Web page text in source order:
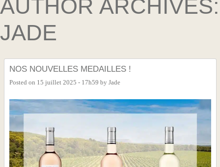
AUTHOR ARCHIVES:
JADE
NOS NOUVELLES MEDAILLES !
Posted on 15 juillet 2025 - 17h59 by Jade